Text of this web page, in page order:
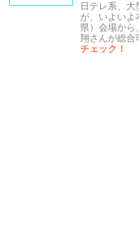
日テレ系、大
が、いよいよ
県）会場から
翔さんが総
チェック！